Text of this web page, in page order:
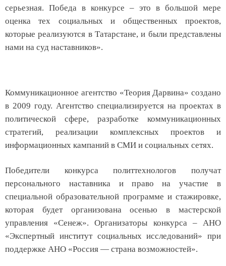
серьезная. Победа в конкурсе – это в большой мере
оценка тех социальных и общественных проектов,
которые реализуются в Татарстане, и были представлены
нами на суд наставников».
Коммуникационное агентство «Теория Дарвина» создано
в 2009 году. Агентство специализируется на проектах в
политической сфере, разработке коммуникационных
стратегий, реализации комплексных проектов и
информационных кампаний в СМИ и социальных сетях.
Победители конкурса политтехнологов получат
персонального наставника и право на участие в
специальной образовательной программе и стажировке,
которая будет организована осенью в мастерской
управления «Сенеж». Организаторы конкурса – АНО
«Экспертный институт социальных исследований» при
поддержке АНО «Россия — страна возможностей».